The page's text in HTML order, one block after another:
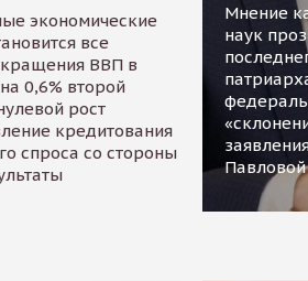
экономические
все
ВВП в
0,6% второй
рост
кредитования
спроса со стороны
Мнение
наук
Павловой